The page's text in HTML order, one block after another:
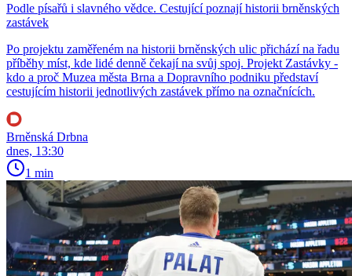
Podle písařů i slavného vědce. Cestující poznají historii brněnských
zastávek
Po projektu zaměřeném na historii brněnských ulic přichází na řadu
příběhy míst, kde lidé denně čekají na svůj spoj. Projekt Zastávky -
kdo a proč Muzea města Brna a Dopravního podniku představí
cestujícím historii jednotlivých zastávek přímo na označnících.
Brněnská Drbna
dnes, 13:30
1 min